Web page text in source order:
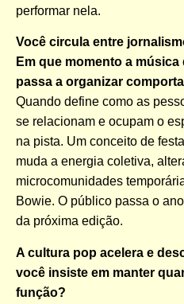
performar nela.
Você circula entre
Em que momento a
passa a organizar
Quando define como as
se relacionam e ocupam o
na pista. Um conceito de
muda a energia coletiva,
microcomunidades
Bowie. O público passa o
da próxima edição.
A cultura pop acelera e
você insiste em manter
função?